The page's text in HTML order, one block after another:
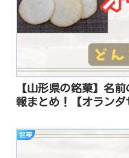
【山形県の銘菓】名
報まとめ！【オランダ
銘菓